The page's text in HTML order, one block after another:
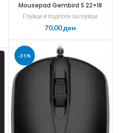
Mousepad Gembird S 22×18
Глувци и подлоги за глувци
ден
-35%